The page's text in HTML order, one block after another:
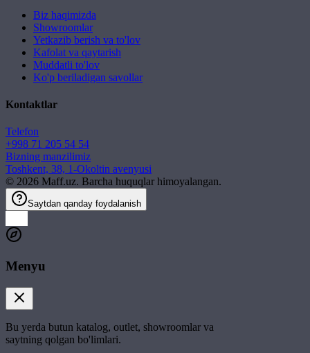
Biz haqimizda
Showroomlar
Yetkazib berish va to'lov
Kafolat va qaytarish
Muddatli to'lov
Ko'p beriladigan savollar
Kontaktlar
Telefon
+998 71 205 54 54
Bizning manzilimiz
Toshkent, 38, 1-Okoltin avenyusi
© 2026 Maff.uz. Barcha huquqlar himoyalangan.
Saytdan qanday foydalanish
Menyu
Bu yerda butun katalog, outlet, showroomlar va
saytning qolgan bo'limlari.